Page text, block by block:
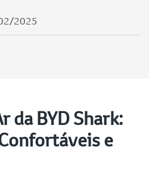
2025
da BYD Shark:
e